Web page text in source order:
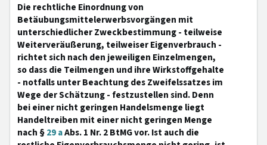
Die rechtliche Einordnung von
Betäubungsmittelerwerbsvorgängen mit
unterschiedlicher Zweckbestimmung - teilweise
Weiterveräußerung, teilweiser Eigenverbrauch -
richtet sich nach den jeweiligen Einzelmengen,
so dass die Teilmengen und ihre Wirkstoffgehalte
- notfalls unter Beachtung des Zweifelssatzes im
Wege der Schätzung - festzustellen sind. Denn
bei einer nicht geringen Handelsmenge liegt
Handeltreiben mit einer nicht geringen Menge
nach §29 aAbs. 1 Nr. 2 BtMG vor. Ist auch die